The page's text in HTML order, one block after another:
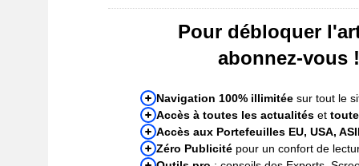
Pour débloquer
abonnez-vous !
Navigation 100% illimitée sur tout le
Accès à toutes les actualités et
Accès aux Portefeuilles EU, USA,
Zéro Publicité pour un confort de